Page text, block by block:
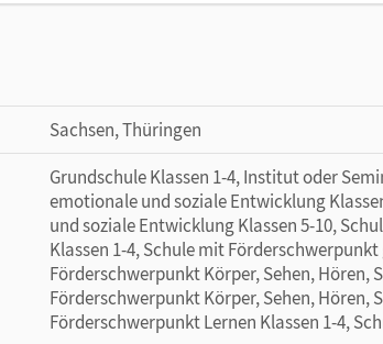
Sachsen, Thüringen
Grundschule Klassen 1-4, Institut oder
emotionale und soziale Entwicklung
und soziale Entwicklung Klassen 5-10,
Klassen 1-4, Schule mit
Förderschwerpunkt Körper, Sehen, Hören,
Förderschwerpunkt Körper, Sehen, Hören,
Förderschwerpunkt Lernen Klassen 1-4,